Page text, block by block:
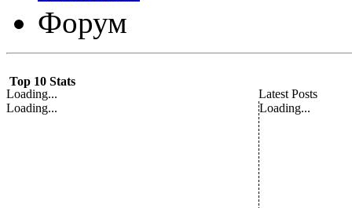
Форум
Top 10 Stats
Loading...
Latest Posts
Loading...
Loading...